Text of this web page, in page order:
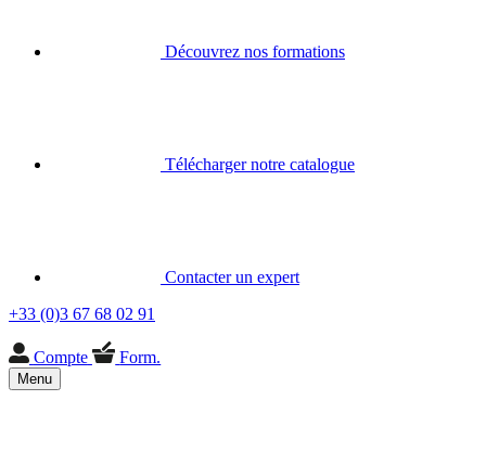
Découvrez nos formations
Télécharger notre catalogue
Contacter un expert
+33 (0)3 67 68 02 91
Compte Form.
Menu